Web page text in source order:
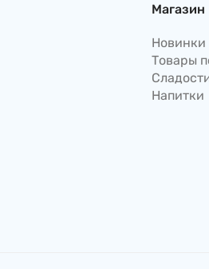
Магазин
Новинки
Товары
Напитки